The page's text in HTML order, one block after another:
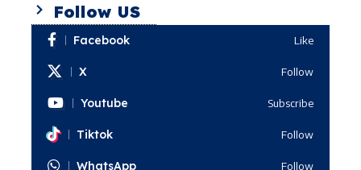
Follow US
Facebook Like
X Follow
Youtube Subscribe
Tiktok Follow
WhatsApp Follow